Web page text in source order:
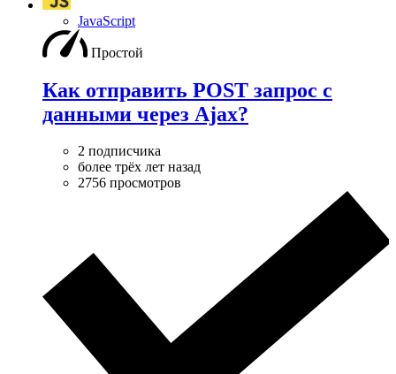
JavaScript
Простой
Как отправить POST запрос с
данными через Ajax?
2 подписчика
более трёх лет назад
2756 просмотров